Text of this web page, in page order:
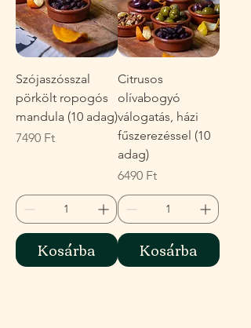
Szójaszósszal
pörkölt ropogós
mandula (10 adag)
Ár
7490 Ft
Kosárba
Citrusos
olívabogyó
válogatás, házi
fűszerezéssel (10
adag)
Ár
6490 Ft
Kosárba